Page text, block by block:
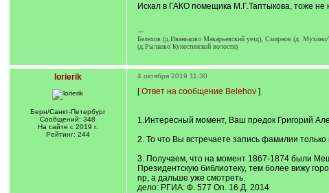
Искал в ГАКО помещика М.Г.Таптыкова, тоже не
---
Белехов (д.Иваньково Макарьевский уезд), Смирнов (д.
(д.Рылково Кунестинской волости)
lorierik
Берн/Санкт-Петербург
Сообщений: 348
На сайте с 2019 г.
Рейтинг: 244
4 октября 2019 11:30
[Ответ на сообщение Belehov]
1.Интересный момент, Ваш предок Григорий
2. То что Вы встречаете запись фамилии только
3. Получаем, что на момент 1867-1874 были
Президентскую библиотеку, тем более вижу
пр, а дальше уже смотреть.
дело: РГИА: Ф. 577 Оп. 16 Д. 2014